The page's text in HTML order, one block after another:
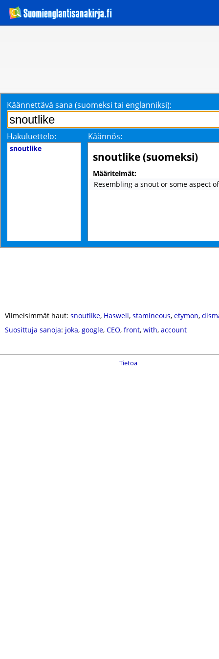
Käännettävä sana (suomeksi tai englanniksi):
Hakuluettelo: Käännös:
snoutlike
snoutlike (suomeksi)
Määritelmät:
Resembling a snout or some aspect
Viimeisimmät haut: snoutlike, Haswell, stamineous, etymon,
Suosittuja sanoja: joka, google, CEO, front, with, account
Tietoa